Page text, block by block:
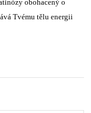
obohacený o
Tvému tělu energii